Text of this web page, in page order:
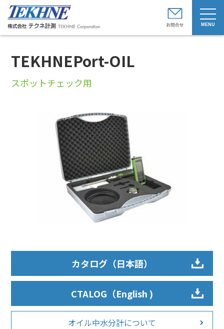
t
o
g
g
TEKHNEPort-OIL
スポットチェック用
カタログ（日本語）
CTALOG（English )
オイル中水分計について